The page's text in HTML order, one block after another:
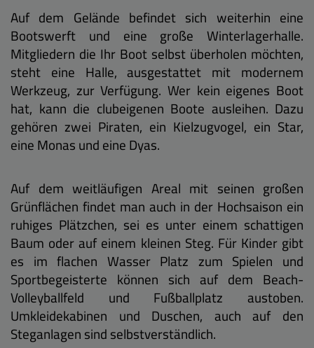
Auf dem Gelände befindet sich weiterhin eine
Bootswerft und eine große Winterlagerhalle.
Mitgliedern die Ihr Boot selbst überholen möchten,
steht eine Halle, ausgestattet mit modernem
Werkzeug, zur Verfügung. Wer kein eigenes Boot
hat, kann die clubeigenen Boote ausleihen. Dazu
gehören zwei Piraten, ein Kielzugvogel, ein Star,
eine Monas und eine Dyas.
Auf dem weitläufigen Areal mit seinen großen
Grünflächen findet man auch in der Hochsaison ein
ruhiges Plätzchen, sei es unter einem schattigen
Baum oder auf einem kleinen Steg. Für Kinder gibt
es im flachen Wasser Platz zum Spielen und
Sportbegeisterte können sich auf dem Beach-
Volleyballfeld und Fußballplatz austoben.
Umkleidekabinen und Duschen, auch auf den
Steganlagen sind selbstverständlich.